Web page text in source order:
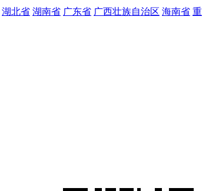
湖北省 湖南省 广东省 广西壮族自治区 海南省 重